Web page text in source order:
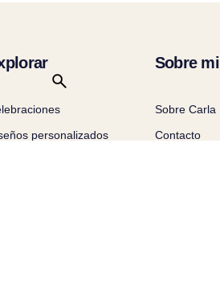
personalizados
Sobre mi
Sobre Carla
Contacto